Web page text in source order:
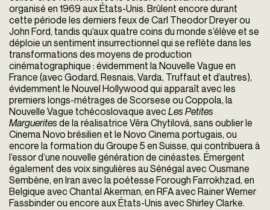
organisé en 1969 aux États-Unis. Brûlent encore durant
cette période les derniers feux de Carl Theodor Dreyer ou
John Ford, tandis qu’aux quatre coins du monde s’élève et se
déploie un sentiment insurrectionnel qui se reflète dans les
transformations des moyens de production
cinématographique : évidemment la Nouvelle Vague en
France (avec Godard, Resnais, Varda, Truffaut et d’autres),
évidemment le Nouvel Hollywood qui apparaît avec les
premiers longs-métrages de Scorsese ou Coppola, la
Nouvelle Vague tchécoslovaque avecLes Petites
Marguerites de la réalisatrice Věra Chytilová, sans oublier le
Cinema Novo brésilien et le Novo Cinema portugais, ou
encore la formation du Groupe 5 en Suisse, qui contribuera à
l’essor d’une nouvelle génération de cinéastes. Émergent
également des voix singulières au Sénégal avec Ousmane
Sembène, en Iran avec la poétesse Forough Farrokhzad, en
Belgique avec Chantal Akerman, en RFA avec Rainer Werner
Fassbinder ou encore aux États-Unis avec Shirley Clarke.